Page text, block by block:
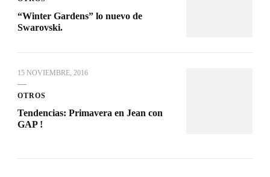
“Winter Gardens” lo nuevo de
Swarovski.
15 NOVIEMBRE, 2016
OTROS
Tendencias: Primavera en Jean con
GAP !